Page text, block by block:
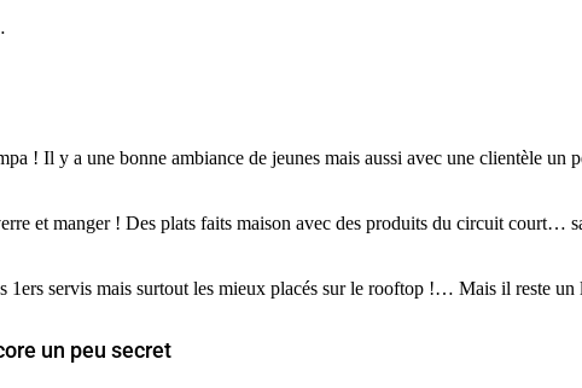
! Il y a une bonne ambiance de jeunes mais aussi avec une clientèle un
et manger ! Des plats faits maison avec des produits du circuit court…
servis mais surtout les mieux placés sur le rooftop !… Mais il reste
un peu secret